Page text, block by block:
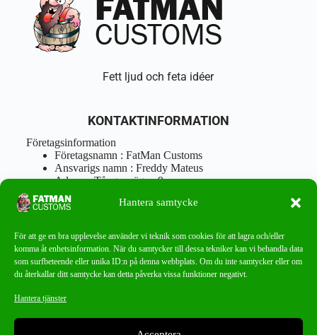
Hantera samtycke
För att ge en bra upplevelse använder vi teknik som cookies för att lagra och/eller
komma åt enhetsinformation. När du samtycker till dessa tekniker kan vi behandla data
som surfbeteende eller unika ID:n på denna webbplats. Om du inte samtycker eller om
du återkallar ditt samtycke kan detta påverka vissa funktioner negativt.
Hantera tjänster
Fett ljud och feta idéer
KONTAKTINFORMATION
Företagsinformation
Företagsnamn : FatMan Customs
Ansvarigs namn : Freddy Mateus
Adress : Tångenvägen 9
Postnr : 417 46 Göteborg
Tel : 0762919666
info@fatmancustoms.se
Mån – Fre 10:00 – 18:00
Lör -11:00 – 15:00
Missa aldrig ett bra erbjudande!